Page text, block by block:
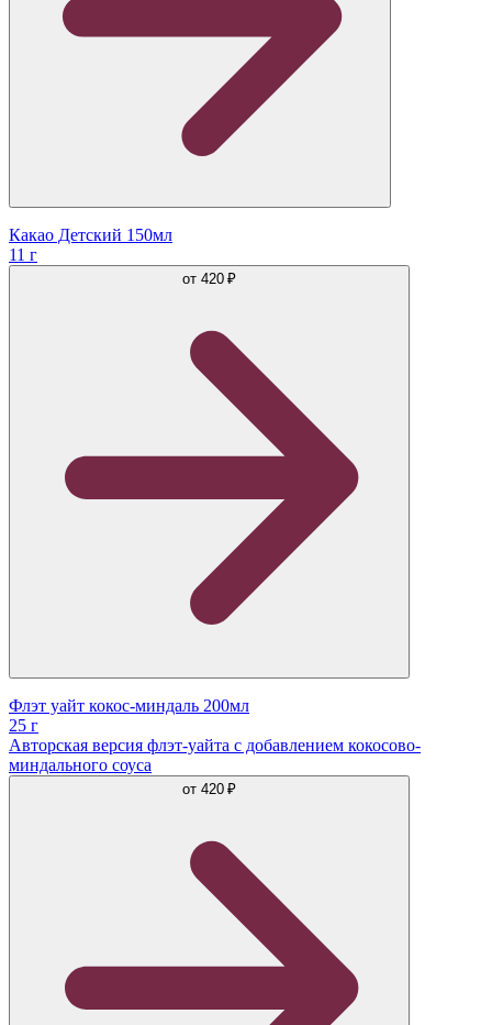
Какао Детский 150мл
11 г
от 420 ₽
Флэт уайт кокос-миндаль 200мл
25 г
Авторская версия флэт-уайта с добавлением кокосово-
миндального соуса
от 420 ₽